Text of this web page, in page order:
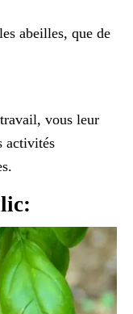
abeilles, que de
vous leur
activités